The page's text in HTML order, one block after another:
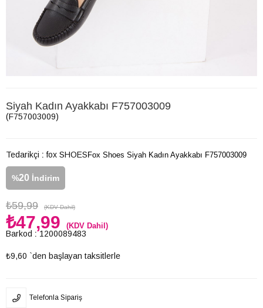
Siyah Kadın Ayakkabı F757003009
(F757003009)
Tedarikçi : fox SHOES
%20 İndirim
₺59,99 (KDV Dahil)
₺47,99 (KDV Dahil)
Barkod : 1200089483
₺9,60 `den başlayan taksitlerle
Fox Shoes Siyah Kadın Ayakkabı F757003009
Telefonla Sipariş